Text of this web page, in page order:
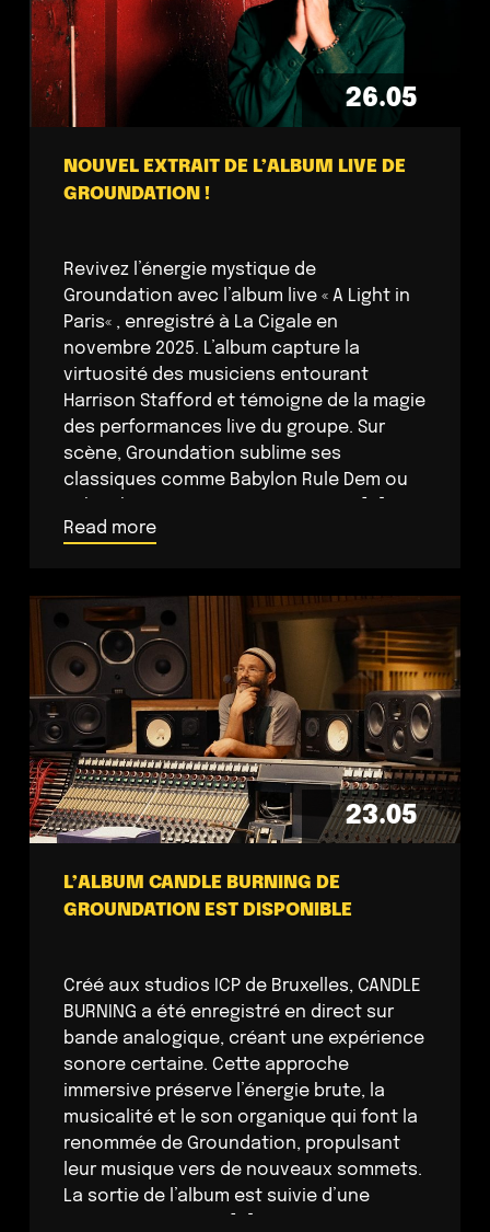
26.05
NOUVEL EXTRAIT DE L’ALBUM LIVE DE
GROUNDATION !
Revivez l’énergie mystique de
Groundation avec l’album live « A Light in
Paris« , enregistré à La Cigale en
novembre 2025. L’album capture la
virtuosité des musiciens entourant
Harrison Stafford et témoigne de la magie
des performances live du groupe. Sur
scène, Groundation sublime ses
classiques comme Babylon Rule Dem ou
Read more
23.05
L’ALBUM CANDLE BURNING DE
GROUNDATION EST DISPONIBLE
Créé aux studios ICP de Bruxelles, CANDLE
BURNING a été enregistré en direct sur
bande analogique, créant une expérience
sonore certaine. Cette approche
immersive préserve l’énergie brute, la
musicalité et le son organique qui font la
renommée de Groundation, propulsant
leur musique vers de nouveaux sommets.
La sortie de l’album est suivie d’une